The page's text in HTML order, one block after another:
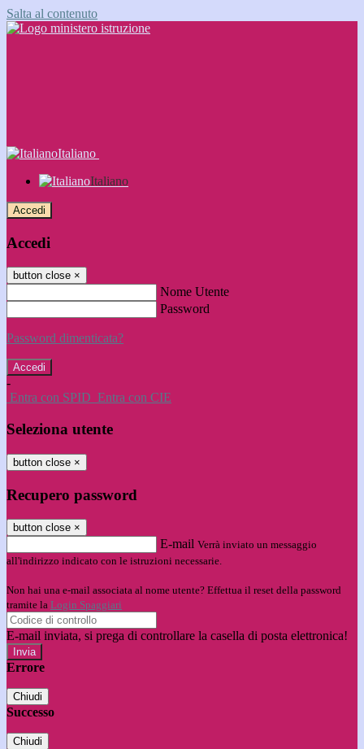
Salta al contenuto
Italiano
Italiano
Accedi
Accedi
button close ×
Nome Utente
Password
Password dimenticata?
-
Entra con SPID Entra con CIE
Seleziona utente
button close ×
Recupero password
button close ×
E-mail Verrà inviato un messaggio
all'indirizzo indicato con le istruzioni necessarie.
Non hai una e-mail associata al nome utente? Effettua il reset della password
tramite la Login Spaggiari
E-mail inviata, si prega di controllare la casella di posta elettronica!
Errore
Chiudi
Successo
Chiudi